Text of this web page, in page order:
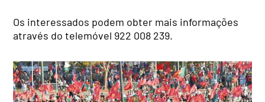
Os interessados podem obter mais informações
através do telemóvel 922 008 239.